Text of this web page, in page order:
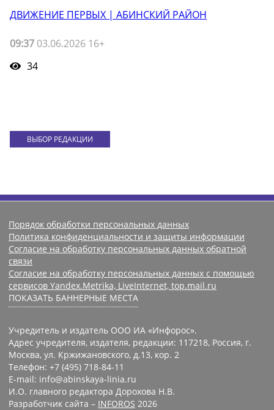
ДВИЖЕНИЕ ПЕРВЫХ | АБИНСКИЙ РАЙОН
09:37 03.06.2026 16+
34
ВЫБОР РЕДАКЦИИ
Порядок обработки персональных данных
Политика конфиденциальности и защиты информации
Согласие на обработку персональных данных обратной
связи
Согласие на обработку персональных данных с помощью
сервисов Yandex.Metrika, LiveInternet, top.mail.ru
ПОКАЗАТЬ БАННЕРНЫЕ МЕСТА
Учредитель и издатель ООО ИА «Инфорос».
Адрес учредителя, издателя, редакции: 117218, Россия, г.
Москва, ул. Кржижановского, д.13, кор. 2
Телефон: +7 (495) 718-84-11
E-mail: info@abinskaya-linia.ru
И.О. главного редактора Дорохова Н.В.
Разработчик сайта – INFOROS 2026